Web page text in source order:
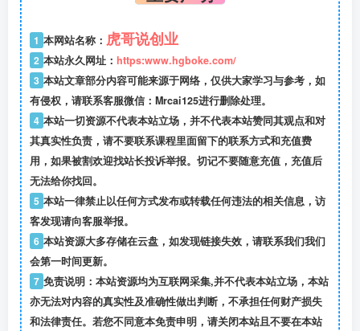
1 本网站名称： 虎哥说创业
2 本站永久网址： https:www.hgboke.com/
3 本站文章部分内容可能来源于网络，仅供大家学习与参考，如
有侵权，请联系客服微信：Mrcai125进行删除处理。
4 本站一切资源不代表本站立场，并不代表本站赞同其观点和对
其真实性负责，请不要联系课程里面留下的联系方式和充值费
用，如果被割欢迎找站长投诉举报。切记不要随意充值，充值后
无法给你找回。
5 本站一律禁止以任何方式发布或转载任何违法的相关信息，访
客发现请向客服举报。
6 本站资源大多存储在云盘，如发现链接失效，请联系我们我们
会第一时间更新。
7 免责说明：本站资源均为互联网采集,并不代表本站立场，本站
亦无法对内容的真实性及准确性做出判断，不承担任何财产损失
和法律责任。若您不同意本免责申明，请关闭本站且不要在本站